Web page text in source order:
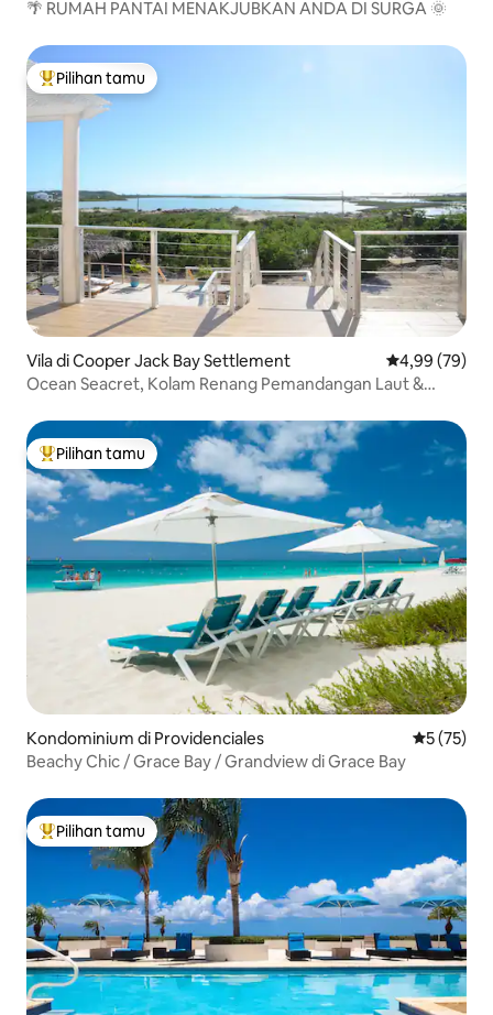
🌴 RUMAH PANTAI MENAKJUBKAN ANDA DI SURGA 🌞
Pilihan tamu terpopuler
Pilihan tamu
Vila di Cooper Jack Bay Settlement Nilai rata-rata
4,99 (79)
Ocean Seacret, Kolam Renang Pemandangan Laut &
Pilihan tamu terpopuler
Pilihan tamu
Kondominium di Providenciales Nilai rata-
5 (75)
Beachy Chic / Grace Bay / Grandview di Grace Bay
Pilihan tamu terpopuler
Pilihan tamu